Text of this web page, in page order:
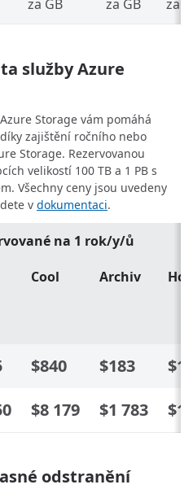
za GB za GB za
služby Azure
Storage vám pomáhá
zajištění ročního nebo
Storage. Rezervovanou
velikostí 100 TB a 1 PB s
Všechny ceny jsou uvedeny
v dokumentaci.
na 1 rok/y/ů
Cool Archiv Hot
$840 $183 $1
$8 179 $1 783
odstranění